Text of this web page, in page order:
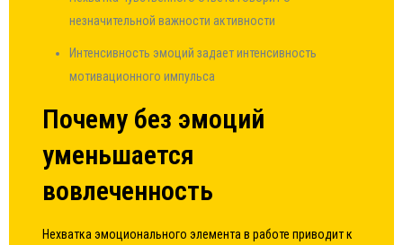
незначительной важности активности
Интенсивность эмоций задает интенсивность
мотивационного импульса
Почему без эмоций
уменьшается
вовлеченность
Нехватка эмоционального элемента в работе приводит к